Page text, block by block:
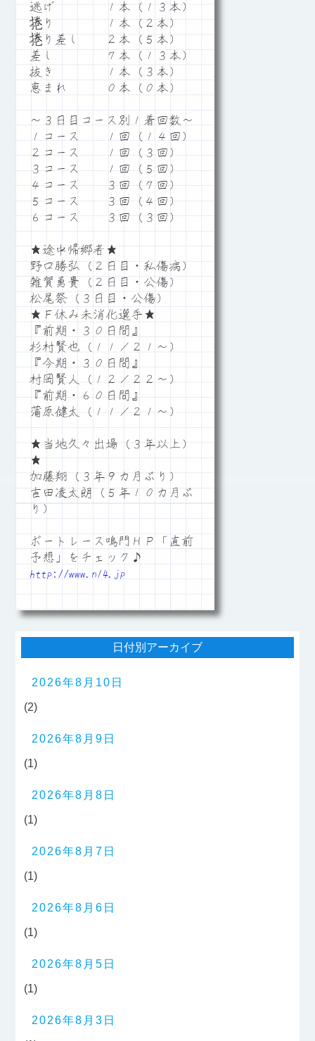
逃げ １本（１３本）
捲り １本（２本）
捲り差し ２本（５本）
差し ７本（１３本）
抜き １本（３本）
恵まれ ０本（０本）
～３日目コース別１着回数～
１コース １回（１４回）
２コース １回（３回）
３コース １回（５回）
４コース ３回（７回）
５コース ３回（４回）
６コース ３回（３回）
★途中帰郷者★
野口勝弘（２日目・私傷病）
雑賀勇貴（２日目・公傷）
松尾祭（３日目・公傷）
★Ｆ休み未消化選手★
『前期・３０日間』
杉村賢也（１１／２１～）
『今期・３０日間』
村岡賢人（１２／２２～）
『前期・６０日間』
蒲原健太（１１／２１～）
★当地久々出場（３年以上）
★
加藤翔（３年９カ月ぶり）
吉田凌太朗（５年１０カ月ぶ
り）
ボートレース鳴門ＨＰ「直前
予想」をチェック♪
http://www.n14.jp
日付別アーカイブ
2026年8月10日
(2)
2026年8月9日
(1)
2026年8月8日
(1)
2026年8月7日
(1)
2026年8月6日
(1)
2026年8月5日
(1)
2026年8月3日